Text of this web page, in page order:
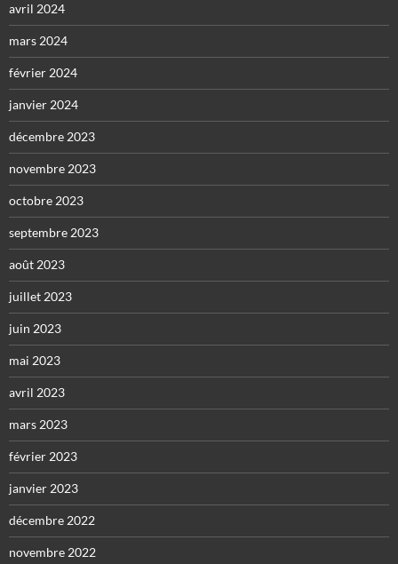
avril 2024
mars 2024
février 2024
janvier 2024
décembre 2023
novembre 2023
octobre 2023
septembre 2023
août 2023
juillet 2023
juin 2023
mai 2023
avril 2023
mars 2023
février 2023
janvier 2023
décembre 2022
novembre 2022